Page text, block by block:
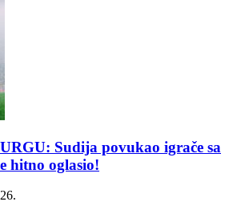
Sudija povukao igrače sa
hitno oglasio!